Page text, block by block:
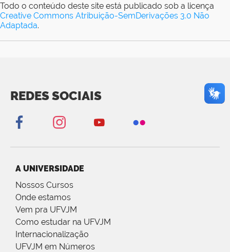
Todo o conteúdo deste site está publicado sob a licença
Creative Commons Atribuição-SemDerivações 3.0 Não
Adaptada.
REDES SOCIAIS
A UNIVERSIDADE
Nossos Cursos
Onde estamos
Vem pra UFVJM
Como estudar na UFVJM
Internacionalização
UFVJM em Números